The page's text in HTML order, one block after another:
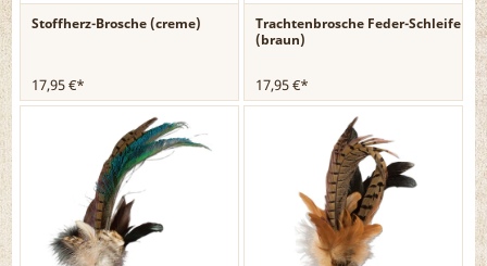
Stoffherz-Brosche (creme)
17,95 €*
Trachtenbrosche Feder-Schleife
(braun)
17,95 €*